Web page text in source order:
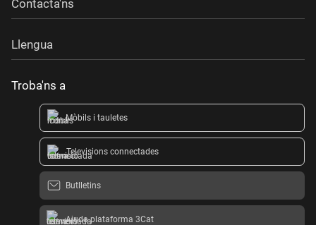
Contacta'ns
Llengua
Troba'ns a
Mòbils i tauletes
Televisions connectades
Butlletins
Ajuda plataforma 3Cat